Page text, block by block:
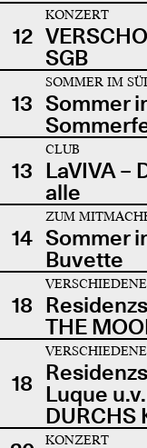
12
KONZERT
SGB
13
SOMMER IM
Sommer
13
CLUB
LaVIVA –
alle
14
ZUM
Sommer
Buvette
18
THE
18 Luque
DURCHS
KONZERT